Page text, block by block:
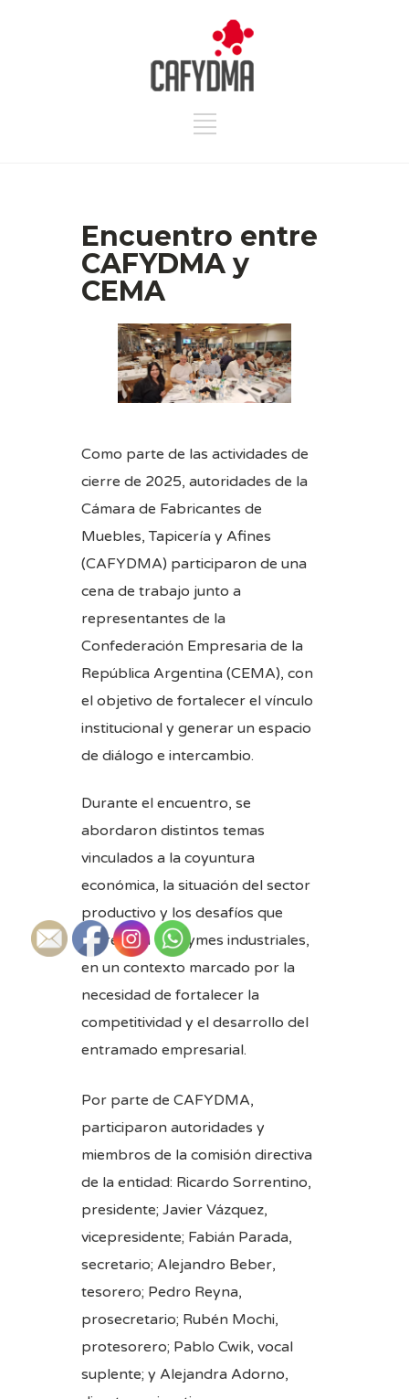
Encuentro entre
CAFYDMA y
CEMA
Como parte de las actividades de
cierre de 2025, autoridades de la
Cámara de Fabricantes de
Muebles, Tapicería y Afines
(CAFYDMA) participaron de una
cena de trabajo junto a
representantes de la
Confederación Empresaria de la
República Argentina (CEMA), con
el objetivo de fortalecer el vínculo
institucional y generar un espacio
de diálogo e intercambio.
Durante el encuentro, se
abordaron distintos temas
vinculados a la coyuntura
económica, la situación del sector
productivo y los desafíos que
enfrentan las pymes industriales,
en un contexto marcado por la
necesidad de fortalecer la
competitividad y el desarrollo del
entramado empresarial.
Por parte de CAFYDMA,
participaron autoridades y
miembros de la comisión directiva
de la entidad: Ricardo Sorrentino,
presidente; Javier Vázquez,
vicepresidente; Fabián Parada,
secretario; Alejandro Beber,
tesorero; Pedro Reyna,
prosecretario; Rubén Mochi,
protesorero; Pablo Cwik, vocal
suplente; y Alejandra Adorno,